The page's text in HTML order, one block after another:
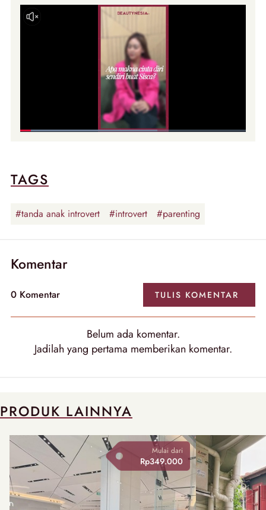
TAGS
#tanda anak introvert #introvert #parenting
Komentar
0 Komentar TULIS KOMENTAR
Belum ada komentar.
Jadilah yang pertama memberikan komentar.
PRODUK LAINNYA
Mulai dari
Rp349.000